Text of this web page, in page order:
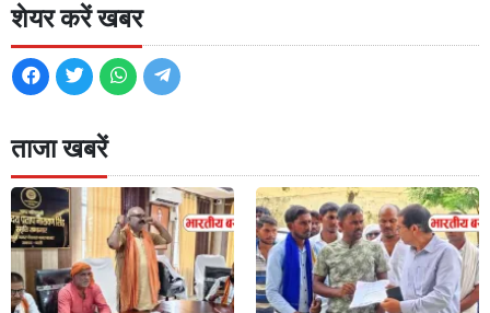
शेयर करें खबर
ताजा खबरें